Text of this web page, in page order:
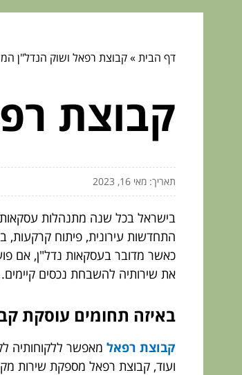
דף הבית»קבוצת רפאל ושוק הנדל"ן
קבוצת
תאריך: מאי 16, 2023
בישראל בכל שנה מתנהלות עסקאות
התחדשות עירונית, פיתוח קרקעות,
כאשר מדובר בעסקאות נדל"ן, אם
את שירותיה להשבחת נכסים קיימים.
באיזה תחומים עוסקת
קבוצת רפאל מאפשר ללקוחותיה
ועוד, קבוצת רפאל מספקת שירות